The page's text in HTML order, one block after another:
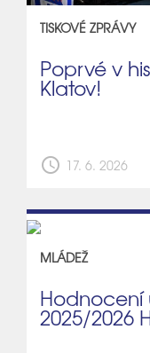
TISKOVÉ ZPRÁVY
Poprvé v
Klatov!
schedule 17. 6. 2026
MLÁDEŽ
Hodnocení
2025/2026